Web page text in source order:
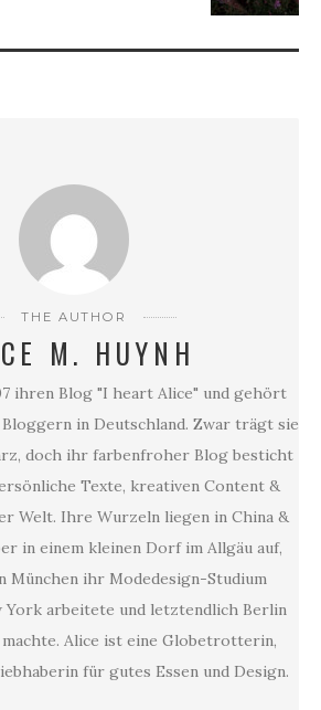
THE AUTHOR
M. HUYNH
ihren Blog "I heart Alice" und gehört
in Deutschland. Zwar trägt sie
doch ihr farbenfroher Blog besticht
Texte, kreativen Content &
Welt. Ihre Wurzeln liegen in China &
in einem kleinen Dorf im Allgäu auf,
München ihr Modedesign-Studium
York arbeitete und letztendlich Berlin
Alice ist eine Globetrotterin,
für gutes Essen und Design.